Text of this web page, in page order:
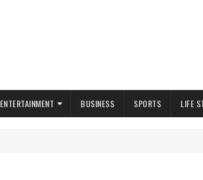
ENTERTAINMENT BUSINESS SPORTS LIFE